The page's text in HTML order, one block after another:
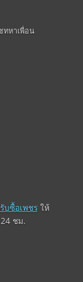
หาเพื่อน
บซื้อเพชรให้
ชม.